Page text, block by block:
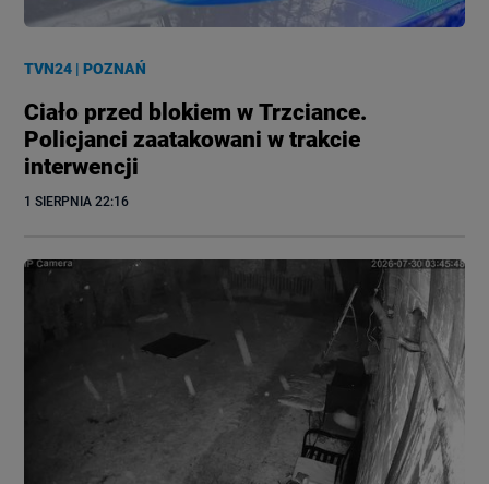
TVN24 |POZNAŃ
Ciało przed blokiem w Trzciance.
Policjanci zaatakowani w trakcie
interwencji
1 SIERPNIA 22:16